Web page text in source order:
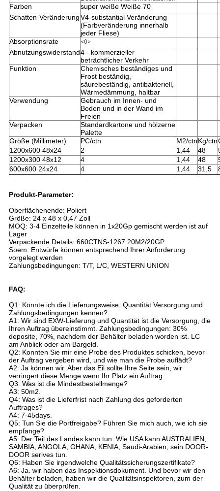
Farben
super weiße Weiße 70
Schatten-VeränderungV4-substantial Veränderung
(Farbveränderung innerhalb
jeder Fliese)
Absorptionsrate
<0>
Abnutzungswiderstand4 - kommerzieller
beträchtlicher Verkehr
Funktion
Chemisches beständiges und
Frost beständig,
säurebeständig, antibakteriell,
Wärmedämmung, haltbar
Verwendung
Gebrauch im Innen- und
Boden und in der Wand im
Freien
Verpacken
Standardkartone und hölzerne
Palette
Größe (Millimeter)
PC/ctn M2/ctnKg/ctn
1200x600 48x24
2 1,44 48
1200x300 48x12
4 1,44 48
600x600 24x24
4 1,44 31,5
Produkt-Parameter:
Oberflächenende: Poliert
Größe: 24 x 48 x 0,47 Zoll
MOQ: 3-4 Einzelteile können in 1x20Gp gemischt werden ist auf
Lager
Verpackende Details: 660CTNS-1267.20M2/20GP
Soem: Entwürfe können entsprechend Ihrer Anforderung
vorgelegt werden
Zahlungsbedingungen: T/T, L/C, WESTERN UNION
FAQ:
Q1: Könnte ich die Lieferungsweise, Quantität Versorgung und
Zahlungsbedingungen kennen?
A1: Wir sind EXW-Lieferung und Quantität ist die Versorgung, die
Ihren Auftrag übereinstimmt. Zahlungsbedingungen: 30%
deposite, 70%, nachdem der Behälter beladen worden ist. LC
am Anblick oder am Bargeld.
Q2: Konnten Sie mir eine Probe des Produktes schicken, bevor
der Auftrag vergeben wird, und wie man die Probe auflädt?
A2: Ja können wir. Aber das Eil sollte Ihre Seite sein, wir
verringert diese Menge wenn Ihr Platz ein Auftrag.
Q3: Was ist die Mindestbestellmenge?
A3: 50m2.
Q4: Was ist die Lieferfrist nach Zahlung des geforderten
Auftrages?
A4: 7-45days.
Q5: Tun Sie die Portfreigabe? Führen Sie mich auch, wie ich sie
empfange?
A5: Der Teil des Landes kann tun. Wie USA kann AUSTRALIEN,
SAMBIA, ANGOLA, GHANA, KENIA, Saudi-Arabien, sein DOOR-
DOOR serives tun.
Q6: Haben Sie irgendwelche Qualitätssicherungszertifikate?
A6: Ja. wir haben das Inspektionsdokument. Und bevor wir den
Behälter beladen, haben wir die Qualitätsinspektoren, zum der
Qualität zu überprüfen.